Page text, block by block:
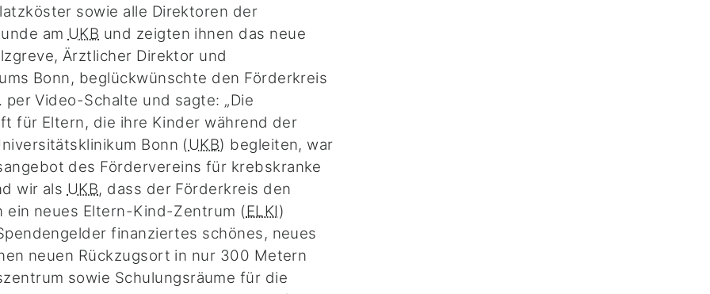
sowie alle Direktoren der
am UKB und zeigten ihnen das neue
Ärztlicher Direktor und
Bonn, beglückwünschte den Förderkreis
Video-Schalte und sagte: „Die
für Eltern, die ihre Kinder während der
Bonn (UKB) begleiten, war
des Fördervereins für krebskranke
wir als UKB, dass der Förderkreis den
ein neues Eltern-Kind-Zentrum (ELKI)
finanziertes schönes, neues
neuen Rückzugsort in nur 300 Metern
sowie Schulungsräume für die